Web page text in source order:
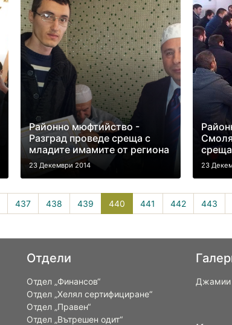
Районно мюфтийство -
Разград проведе среща с
младите имамите от региона
23 Декември 2014 23
437 438 439 440 440(current)
441 442 443
Отдели
Отдел „Финансов“
Отдел „Хелял сертифициране“
Отдел „Правен“
Отдел „Вътрешен одит“
Джамии